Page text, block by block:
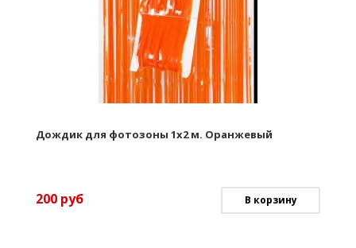
Дождик для фотозоны 1х2 м. Оранжевый
200 руб В корзину